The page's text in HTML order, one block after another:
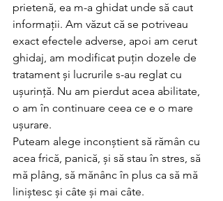
prietenă, ea m-a ghidat unde să caut
informații. Am văzut că se potriveau
exact efectele adverse, apoi am cerut
ghidaj, am modificat puțin dozele de
tratament și lucrurile s-au reglat cu
ușurință. Nu am pierdut acea abilitate,
o am în continuare ceea ce e o mare
ușurare.
Puteam alege inconștient să rămân cu
acea frică, panică, și să stau în stres, să
mă plâng, să mănânc în plus ca să mă
liniștesc și câte și mai câte.